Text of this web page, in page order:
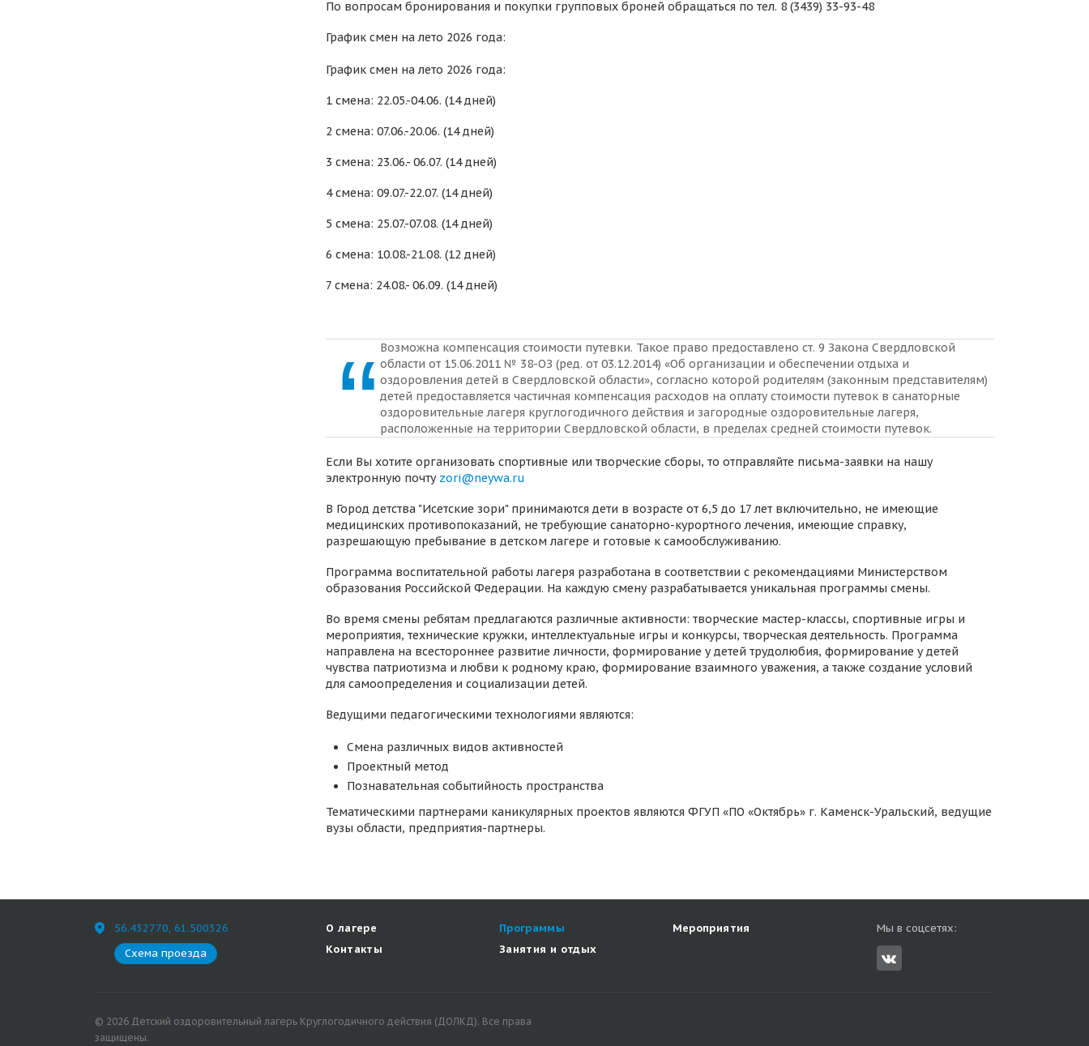
По вопросам бронирования и покупки групповых броней обращаться по тел. 8 (3439) 33-93-48
График смен на лето 2026 года:
График смен на лето 2026 года:
1 смена: 22.05.-04.06. (14 дней)
2 смена: 07.06.-20.06. (14 дней)
3 смена: 23.06.- 06.07. (14 дней)
4 смена: 09.07.-22.07. (14 дней)
5 смена: 25.07.-07.08. (14 дней)
6 смена: 10.08.-21.08. (12 дней)
7 смена: 24.08.- 06.09. (14 дней)
Возможна компенсация стоимости путевки. Такое право предоставлено ст. 9 Закона Свердловской
области от 15.06.2011 № 38-ОЗ (ред. от 03.12.2014) «Об организации и обеспечении отдыха и
оздоровления детей в Свердловской области», согласно которой родителям (законным представителям)
детей предоставляется частичная компенсация расходов на оплату стоимости путевок в санаторные
оздоровительные лагеря круглогодичного действия и загородные оздоровительные лагеря,
расположенные на территории Свердловской области, в пределах средней стоимости путевок.
Если Вы хотите организовать спортивные или творческие сборы, то отправляйте письма-заявки на нашу
электронную почту zori@neywa.ru
В Город детства "Исетские зори" принимаются дети в возрасте от 6,5 до 17 лет включительно, не имеющие
медицинских противопоказаний, не требующие санаторно-курортного лечения, имеющие справку,
разрешающую пребывание в детском лагере и готовые к самообслуживанию.
Программа воспитательной работы лагеря разработана в соответствии с рекомендациями Министерством
образования Российской Федерации. На каждую смену разрабатывается уникальная программы смены.
Во время смены ребятам предлагаются различные активности: творческие мастер-классы, спортивные игры и
мероприятия, технические кружки, интеллектуальные игры и конкурсы, творческая деятельность. Программа
направлена на всестороннее развитие личности, формирование у детей трудолюбия, формирование у детей
чувства патриотизма и любви к родному краю, формирование взаимного уважения, а также создание условий
для самоопределения и социализации детей.
Ведущими педагогическими технологиями являются:
Смена различных видов активностей
Проектный метод
Познавательная событийность пространства
Тематическими партнерами каникулярных проектов являются ФГУП «ПО «Октябрь» г. Каменск-Уральский, ведущие
вузы области, предприятия-партнеры.
56.432770, 61.500326
Схема проезда
О лагере Программы
Мероприятия
Контакты
Занятия и отдых
Мы в соцсетях:
© 2026 Детский оздоровительный лагерь Круглогодичного действия (ДОЛКД). Все права
защищены.